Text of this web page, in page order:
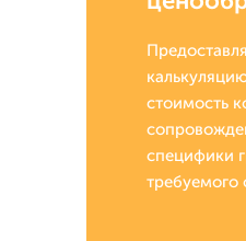
стоимость
специфики
требуемого